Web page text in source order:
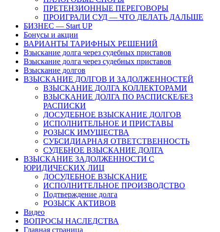
ПРЕТЕНЗИОННЫЕ ПЕРЕГОВОРЫ
ПРОИГРАЛИ СУД — ЧТО ДЕЛАТЬ ДАЛЬШЕ
БИЗНЕС — Start UP
Бонусы и акции
ВАРИАНТЫ ТАРИФНЫХ РЕШЕНИЙ
Взыскание долга через судебных приставов
Взыскание долга через судебных приставов
Взыскание долгов
ВЗЫСКАНИЕ ДОЛГОВ И ЗАДОЛЖЕННОСТЕЙ
ВЗЫСКАНИЕ ДОЛГА КОЛЛЕКТОРАМИ
ВЗЫСКАНИЕ ДОЛГА ПО РАСПИСКЕ/БЕЗ
РАСПИСКИ
ДОСУДЕБНОЕ ВЗЫСКАНИЕ ДОЛГОВ
ИСПОЛНИТЕЛЬНОЕ И ПРИСТАВЫ
РОЗЫСК ИМУЩЕСТВА
СУБСИДИАРНАЯ ОТВЕТСТВЕННОСТЬ
СУДЕБНОЕ ВЗЫСКАНИЕ ДОЛГА
ВЗЫСКАНИЕ ЗАДОЛЖЕННОСТИ С
ЮРИДИЧЕСКИХ ЛИЦ
ДОСУДЕБНОЕ ВЗЫСКАНИЕ
ИСПОЛНИТЕЛЬНОЕ ПРОИЗВОДСТВО
Подтверждение долга
РОЗЫСК АКТИВОВ
Видео
ВОПРОСЫ НАСЛЕДСТВА
Главная страница